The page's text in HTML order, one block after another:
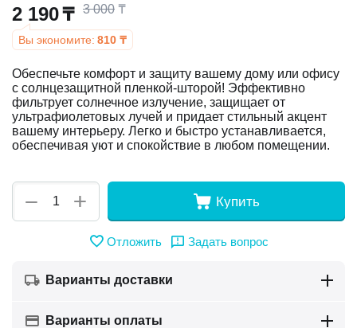
2 190₸ 3 000 ₸
Вы экономите: 810 ₸
Обеспечьте комфорт и защиту вашему дому или офису
с солнцезащитной пленкой-шторой! Эффективно
фильтрует солнечное излучение, защищает от
ультрафиолетовых лучей и придает стильный акцент
вашему интерьеру. Легко и быстро устанавливается,
обеспечивая уют и спокойствие в любом помещении.
+
− Купить
Отложить Задать вопрос
Варианты доставки
Варианты оплаты